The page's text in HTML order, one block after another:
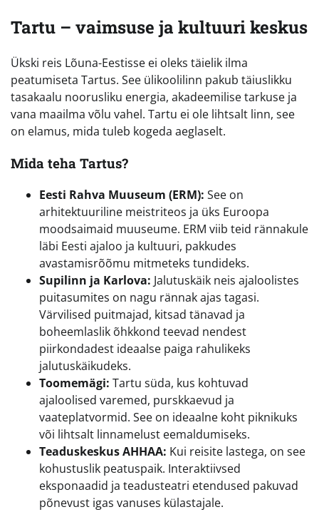
Tartu – vaimsuse ja kultuuri keskus
Ükski reis Lõuna-Eestisse ei oleks täielik ilma
peatumiseta Tartus. See ülikoolilinn pakub täiuslikku
tasakaalu noorusliku energia, akadeemilise tarkuse ja
vana maailma võlu vahel. Tartu ei ole lihtsalt linn, see
on elamus, mida tuleb kogeda aeglaselt.
Mida teha Tartus?
Eesti Rahva Muuseum (ERM): See on
arhitektuuriline meistriteos ja üks Euroopa
moodsaimaid muuseume. ERM viib teid rännakule
läbi Eesti ajaloo ja kultuuri, pakkudes
avastamisrõõmu mitmeteks tundideks.
Supilinn ja Karlova: Jalutuskäik neis ajaloolistes
puitasumites on nagu rännak ajas tagasi.
Värvilised puitmajad, kitsad tänavad ja
boheemlaslik õhkkond teevad nendest
piirkondadest ideaalse paiga rahulikeks
jalutuskäikudeks.
Toomemägi: Tartu süda, kus kohtuvad
ajaloolised varemed, purskkaevud ja
vaateplatvormid. See on ideaalne koht piknikuks
või lihtsalt linnamelust eemaldumiseks.
Teaduskeskus AHHAA: Kui reisite lastega, on see
kohustuslik peatuspaik. Interaktiivsed
eksponaadid ja teadusteatri etendused pakuvad
põnevust igas vanuses külastajale.